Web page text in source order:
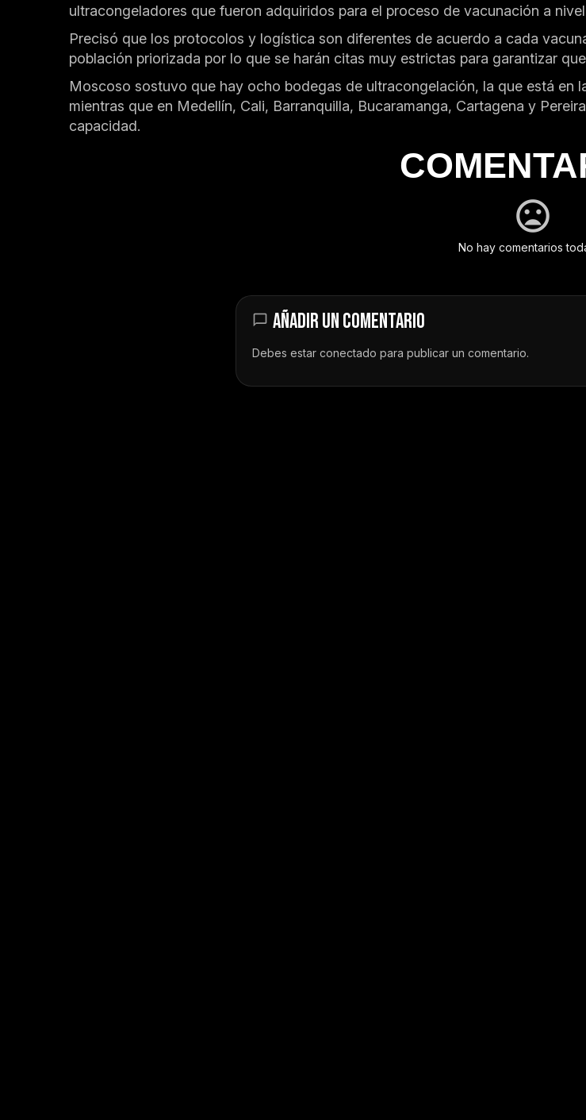
ultracongeladores que fueron adquiridos para el proceso de vacunación a
Precisó que los protocolos y logística son diferentes de acuerdo a cada
población priorizada por lo que se harán citas muy estrictas para garantizar
Moscoso sostuvo que hay ocho bodegas de ultracongelación, la que está en
mientras que en Medellín, Cali, Barranquilla, Bucaramanga, Cartagena y
capacidad.
No hay comentarios
AÑADIR UN COMENTARIO
Debes estar conectado para publicar un comentario.